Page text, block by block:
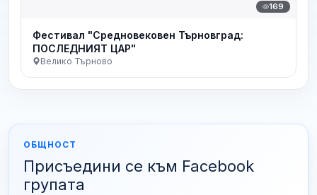
169
Фестивал "Средновековен Търновград:
ПОСЛЕДНИЯТ ЦАР"
Велико Търново
ОБЩНОСТ
Присъедини се към Facebook
групата